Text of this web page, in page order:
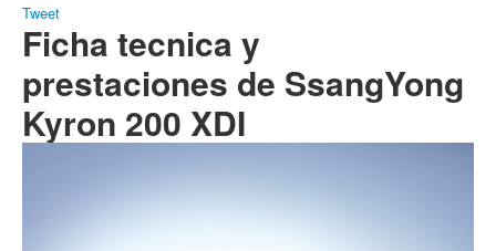
Tweet
Ficha tecnica y
prestaciones de SsangYong
Kyron 200 XDI